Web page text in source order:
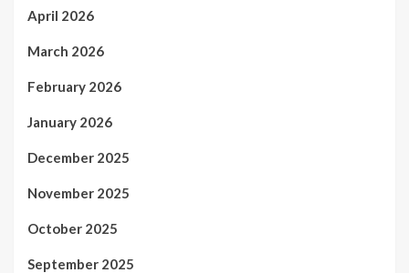
April 2026
March 2026
February 2026
January 2026
December 2025
November 2025
October 2025
September 2025